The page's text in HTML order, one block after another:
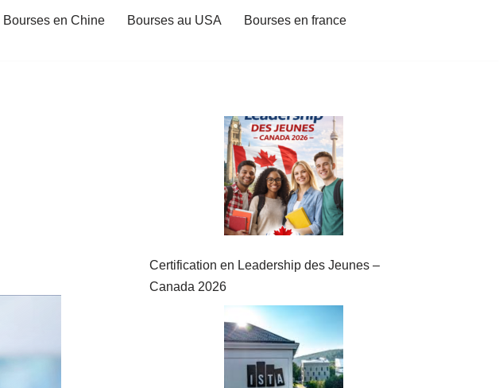
Bourses en Chine Bourses au USA
Bourses en france
Certification en Leadership des Jeunes –
Canada 2026